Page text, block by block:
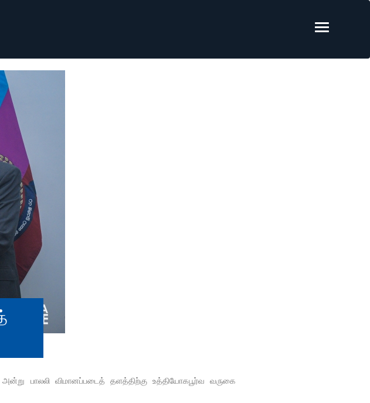
பாலலி விமானப்படைத் தளத்திற்கு உத்தியோகபூர்வ வருகை